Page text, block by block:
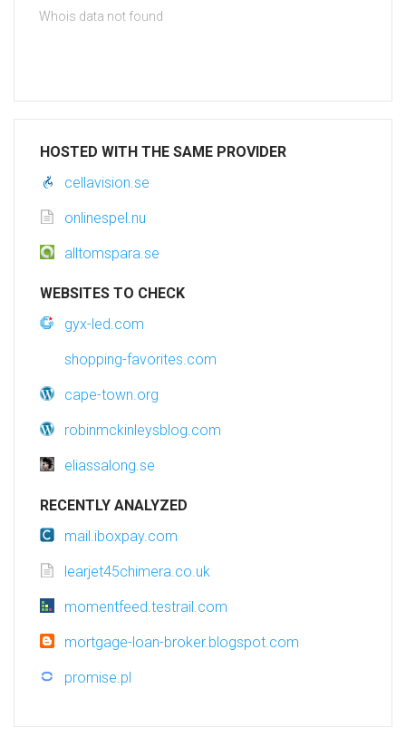
Whois data not found
HOSTED WITH THE SAME PROVIDER
cellavision.se
onlinespel.nu
alltomspara.se
WEBSITES TO CHECK
gyx-led.com
shopping-favorites.com
cape-town.org
robinmckinleysblog.com
eliassalong.se
RECENTLY ANALYZED
mail.iboxpay.com
learjet45chimera.co.uk
momentfeed.testrail.com
mortgage-loan-broker.blogspot.com
promise.pl